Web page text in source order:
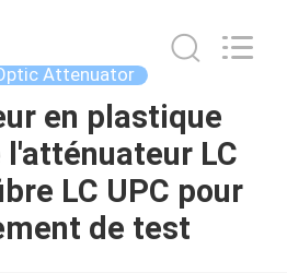
Attenuator
en plastique
LC
LC UPC pour
de test